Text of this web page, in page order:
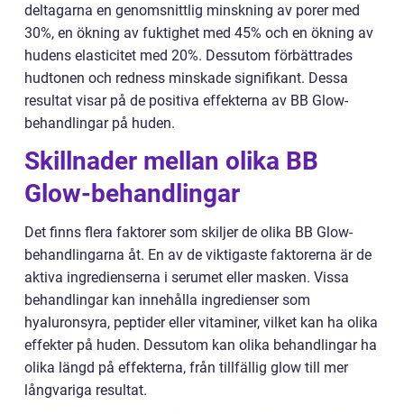
deltagarna en genomsnittlig minskning av porer med
30%, en ökning av fuktighet med 45% och en ökning av
hudens elasticitet med 20%. Dessutom förbättrades
hudtonen och redness minskade signifikant. Dessa
resultat visar på de positiva effekterna av BB Glow-
behandlingar på huden.
Skillnader mellan olika BB
Glow-behandlingar
Det finns flera faktorer som skiljer de olika BB Glow-
behandlingarna åt. En av de viktigaste faktorerna är de
aktiva ingredienserna i serumet eller masken. Vissa
behandlingar kan innehålla ingredienser som
hyaluronsyra, peptider eller vitaminer, vilket kan ha olika
effekter på huden. Dessutom kan olika behandlingar ha
olika längd på effekterna, från tillfällig glow till mer
långvariga resultat.